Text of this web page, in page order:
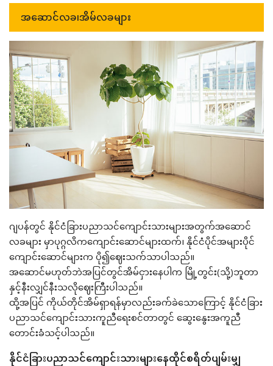
အဆောင်လခ၊အိမ်လခများ
ဂျပန်တွင် နိုင်ငံခြားပညာသင်ကျောင်းသားများအတွက်အဆောင်
လခများ မှာပုဂ္ဂလိကကျောင်းဆောင်များထက်၊ နိုင်ငံပိုင်အများပိုင်
ကျောင်းဆောင်များက ပို၍ဈေးသက်သာပါသည်။
အဆောင်မဟုတ်ဘဲအပြင်တွင်အိမ်ငှားနေပါက မြို့တွင်း(သို့)ဘူတာ
နှင့်နီးလျှင်နီးသလိုဈေးကြီးပါသည်။
ထို့အပြင် ကိုယ်တိုင်အိမ်ရှာရန်မှာလည်းခက်ခဲသောကြောင့် နိုင်ငံခြား
ပညာသင်ကျောင်းသားကူညီရေးစင်တာတွင် ဆွေးနွေးအကူညီ
တောင်းခံသင့်ပါသည်။
နိုင်ငံခြားပညာသင်ကျောင်းသားများနေထိုင်စရိတ်ပျမ်းမျှ